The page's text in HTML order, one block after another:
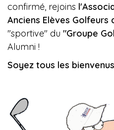
confirmé, rejoins
Anciens Elèves Golfeurs
"sportive" du "Groupe
Alumni !
Soyez tous les